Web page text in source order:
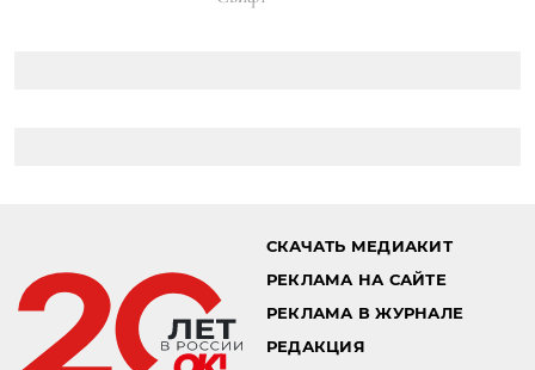
СКАЧАТЬ МЕДИАКИТ
РЕКЛАМА НА САЙТЕ
РЕКЛАМА В ЖУРНАЛЕ
РЕДАКЦИЯ